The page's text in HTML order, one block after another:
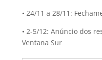
• 24/11 a 28/11:
• 2-5/12: Anúncio dos
Ventana Sur